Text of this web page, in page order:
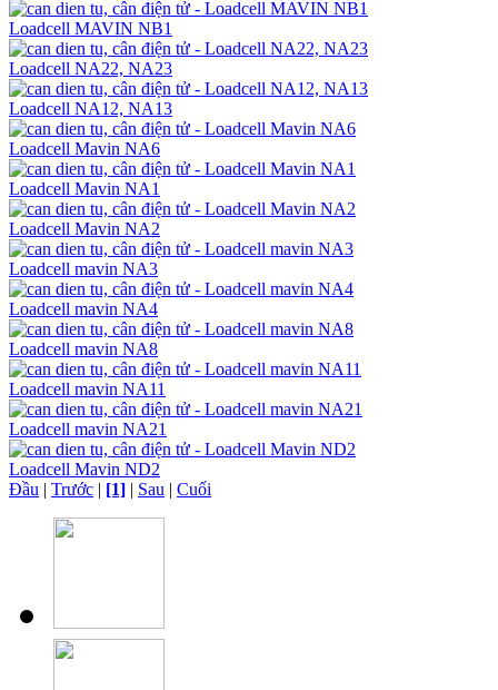
Loadcell MAVIN NB1
Loadcell NA22, NA23
Loadcell NA12, NA13
Loadcell Mavin NA6
Loadcell Mavin NA1
Loadcell Mavin NA2
Loadcell mavin NA3
Loadcell mavin NA4
Loadcell mavin NA8
Loadcell mavin NA11
Loadcell mavin NA21
Loadcell Mavin ND2
Đầu | Trước | [1] | Sau | Cuối